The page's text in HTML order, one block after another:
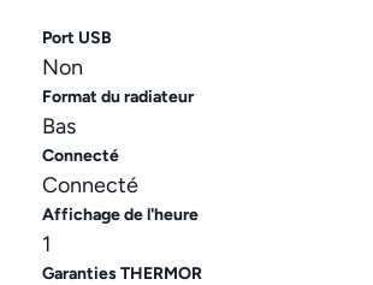
Port USB
Non
Format du radiateur
Bas
Connecté
Connecté
Affichage de l'heure
1
Garanties THERMOR